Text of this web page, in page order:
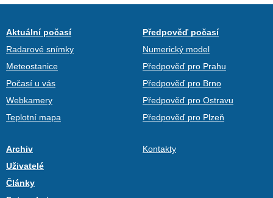
Aktuální počasí
Radarové snímky
Meteostanice
Počasí u vás
Webkamery
Teplotní mapa
Předpověď počasí
Numerický model
Předpověď pro Prahu
Předpověď pro Brno
Předpověď pro Ostravu
Předpověď pro Plzeň
Archiv
Uživatelé
Články
Kontakty